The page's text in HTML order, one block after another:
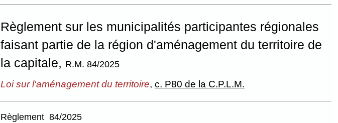
Règlement sur les municipalités participantes régionales
faisant partie de la région d'aménagement du territoire de
la capitale, R.M. 84/2025
Loi sur l'aménagement du territoire, c. P80 de la C.P.L.M.
Règlement 84/2025